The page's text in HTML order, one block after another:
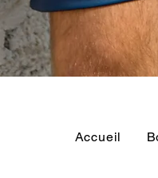
Accueil